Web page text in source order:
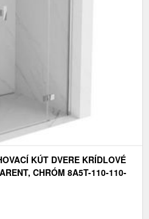
KÚT DVERE KRÍDLOVÉ
CHRÓM 8A5T-110-110-